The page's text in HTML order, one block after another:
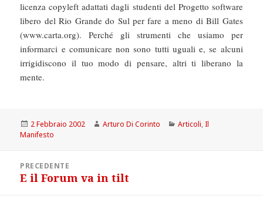
licenza copyleft adattati dagli studenti del Progetto software
libero del Rio Grande do Sul per fare a meno di Bill Gates
(www.carta.org). Perché gli strumenti che usiamo per
informarci e comunicare non sono tutti uguali e, se alcuni
irrigidiscono il tuo modo di pensare, altri ti liberano la
mente.
Scritto
il
2 Febbraio 2002 Autore
Arturo Di Corinto Categorie
Articoli,Il
Manifesto
articoliPRECEDENTE
Articolo
E il Forum va in tilt